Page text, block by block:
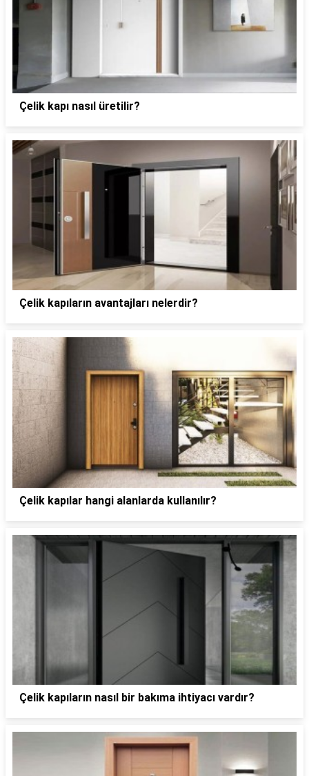
Çelik kapı nasıl üretilir?
Çelik kapıların avantajları nelerdir?
Çelik kapılar hangi alanlarda kullanılır?
Çelik kapıların nasıl bir bakıma ihtiyacı vardır?